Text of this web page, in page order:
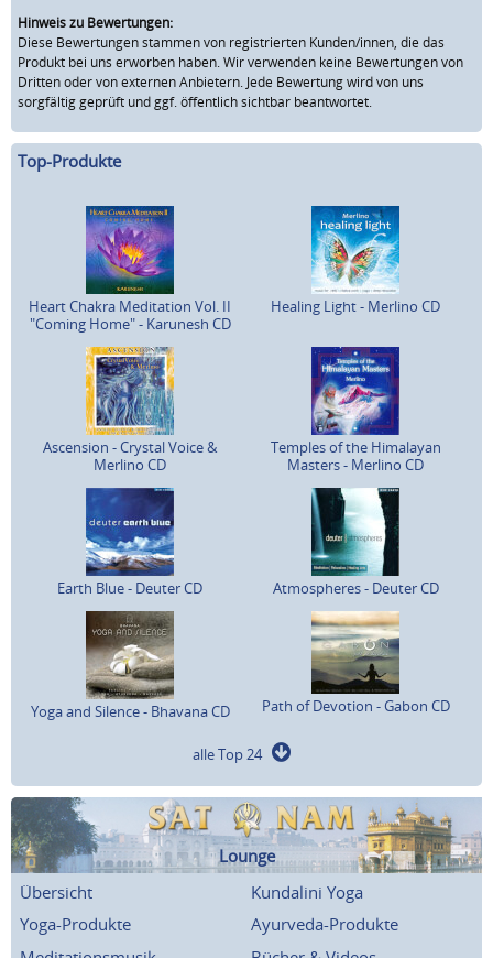
Hinweis zu Bewertungen:
Diese Bewertungen stammen von registrierten Kunden/innen, die das
Produkt bei uns erworben haben. Wir verwenden keine Bewertungen von
Dritten oder von externen Anbietern. Jede Bewertung wird von uns
sorgfältig geprüft und ggf. öffentlich sichtbar beantwortet.
Top-Produkte
Heart Chakra Meditation Vol. II
"Coming Home" - Karunesh CD
Healing Light - Merlino CD
Ascension - Crystal Voice &
Merlino CD
Temples of the Himalayan
Masters - Merlino CD
Earth Blue - Deuter CD Atmospheres - Deuter CD
Yoga and Silence - Bhavana CD Path of Devotion - Gabon CD
alle Top 24
Lounge
Übersicht
Kundalini Yoga
Yoga-Produkte
Ayurveda-Produkte